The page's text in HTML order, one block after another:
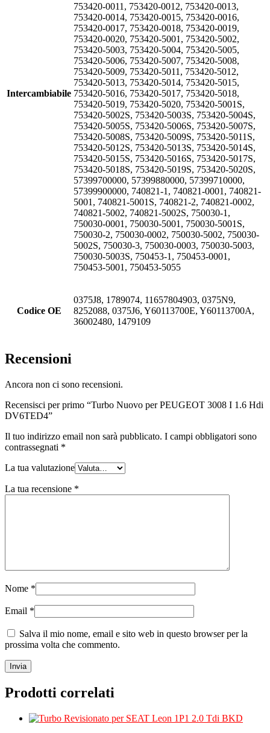
Intercambiabile
753420-0011, 753420-0012, 753420-0013,
753420-0014, 753420-0015, 753420-0016,
753420-0017, 753420-0018, 753420-0019,
753420-0020, 753420-5001, 753420-5002,
753420-5003, 753420-5004, 753420-5005,
753420-5006, 753420-5007, 753420-5008,
753420-5009, 753420-5011, 753420-5012,
753420-5013, 753420-5014, 753420-5015,
753420-5016, 753420-5017, 753420-5018,
753420-5019, 753420-5020, 753420-5001S,
753420-5002S, 753420-5003S, 753420-5004S,
753420-5005S, 753420-5006S, 753420-5007S,
753420-5008S, 753420-5009S, 753420-5011S,
753420-5012S, 753420-5013S, 753420-5014S,
753420-5015S, 753420-5016S, 753420-5017S,
753420-5018S, 753420-5019S, 753420-5020S,
57399700000, 57399880000, 57399710000,
57399900000, 740821-1, 740821-0001, 740821-
5001, 740821-5001S, 740821-2, 740821-0002,
740821-5002, 740821-5002S, 750030-1,
750030-0001, 750030-5001, 750030-5001S,
750030-2, 750030-0002, 750030-5002, 750030-
5002S, 750030-3, 750030-0003, 750030-5003,
750030-5003S, 750453-1, 750453-0001,
750453-5001, 750453-5055
Codice OE
0375J8, 1789074, 11657804903, 0375N9,
8252088, 0375J6, Y60113700E, Y60113700A,
36002480, 1479109
Recensioni
Ancora non ci sono recensioni.
Recensisci per primo “Turbo Nuovo per PEUGEOT 3008 I 1.6 Hdi
DV6TED4”
Il tuo indirizzo email non sarà pubblicato. I campi obbligatori sono
contrassegnati *
La tua valutazione
La tua recensione *
Nome *
Email *
Salva il mio nome, email e sito web in questo browser per la
prossima volta che commento.
Prodotti correlati